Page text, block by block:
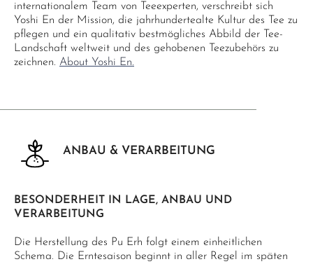
internationalem Team von Teeexperten, verschreibt sich
Yoshi En der Mission, die jahrhundertealte Kultur des Tee zu
pflegen und ein qualitativ bestmögliches Abbild der Tee-
Landschaft weltweit und des gehobenen Teezubehörs zu
zeichnen. About Yoshi En.
ANBAU & VERARBEITUNG
BESONDERHEIT IN LAGE, ANBAU UND
VERARBEITUNG
Die Herstellung des Pu Erh folgt einem einheitlichen
Schema. Die Erntesaison beginnt in aller Regel im späten